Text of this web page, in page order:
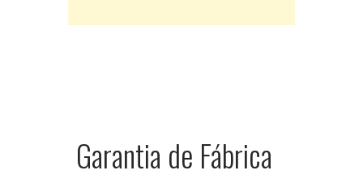
Garantia de Fábrica